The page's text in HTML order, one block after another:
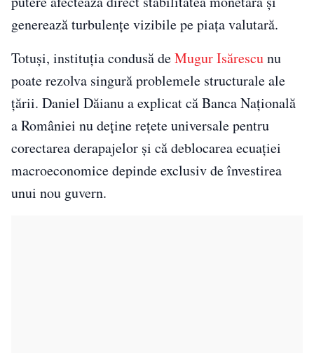
generează turbulențe vizibile pe piața valutară.
Totuși, instituția condusă deMugur Isărescunu
poate rezolva singură problemele structurale ale
țării. Daniel Dăianu a explicat că Banca Națională
a României nu deține rețete universale pentru
corectarea derapajelor și că deblocarea ecuației
macroeconomice depinde exclusiv de învestirea
unui nou guvern.